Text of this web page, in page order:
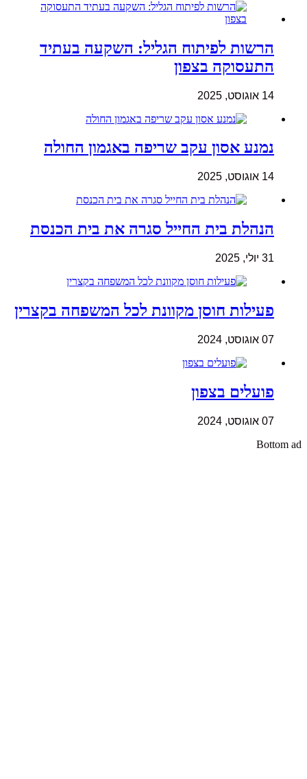
הרשות לפיתוח הגליל: השקעה בעתיד
התעסוקה בצפון
14 אוגוסט, 2025
נמנע אסון עקב שריפה באגמון החולה
14 אוגוסט, 2025
הנהלת בית החייל סגרה את בית הכנסת
31 יולי, 2025
פעילות חוסן מקוונת לכל המשפחה בקצרין
07 אוגוסט, 2024
פועלים בצפון
07 אוגוסט, 2024
Bottom ad